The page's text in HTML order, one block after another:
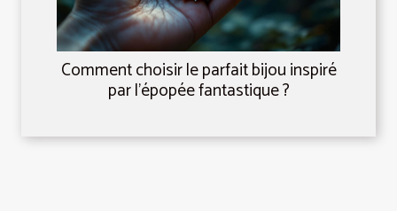
Comment choisir le parfait bijou inspiré
par l'épopée fantastique ?